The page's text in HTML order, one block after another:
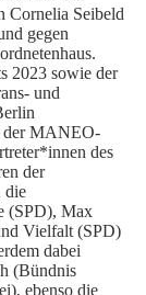
Cornelia Seibeld
gegen
2023 sowie der
und
der MANEO-
des
der
die
(SPD), Max
Vielfalt (SPD)
dabei
(Bündnis
ebenso die